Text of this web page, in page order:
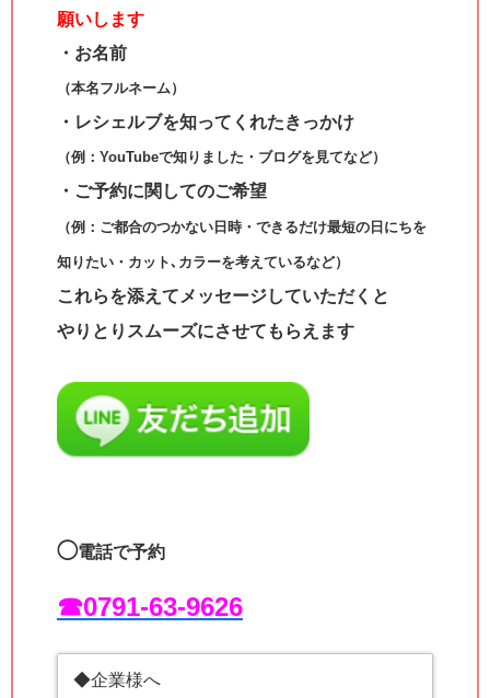
願いします
・お名前
（本名フルネーム）
・レシェルブを知ってくれたきっかけ
（例：YouTubeで知りました・ブログを見てなど）
・ご予約に関してのご希望
（例：ご都合のつかない日時・できるだけ最短の日にちを
知りたい・カット､カラーを考えているなど）
これらを添えてメッセージしていただくと
やりとりスムーズにさせてもらえます
◯電話で予約
☎︎0791-63-9626
◆企業様へ